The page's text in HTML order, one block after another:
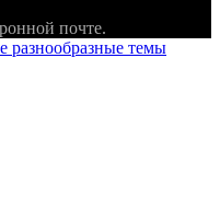
почте.
разнообразные темы